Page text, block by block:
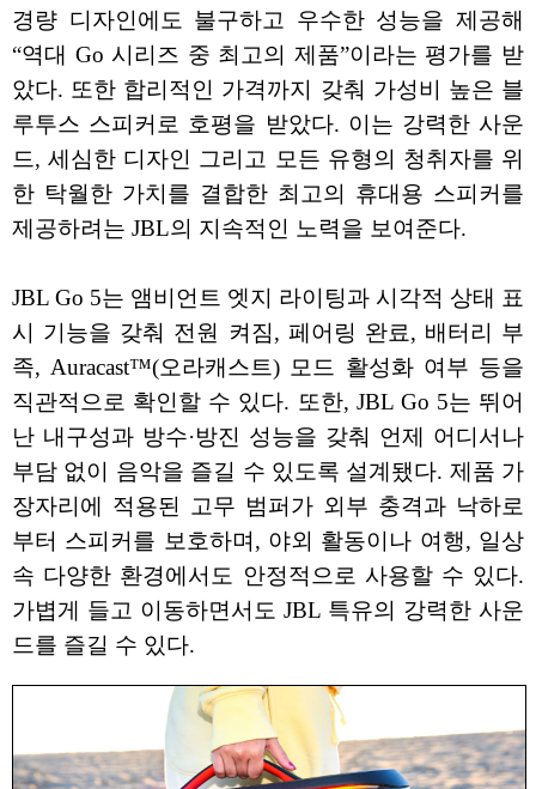
경량 디자인에도 불구하고 우수한 성능을 제공해
“역대 Go 시리즈 중 최고의 제품”이라는 평가를 받
았다. 또한 합리적인 가격까지 갖춰 가성비 높은 블
루투스 스피커로 호평을 받았다. 이는 강력한 사운
드, 세심한 디자인 그리고 모든 유형의 청취자를 위
한 탁월한 가치를 결합한 최고의 휴대용 스피커를
제공하려는 JBL의 지속적인 노력을 보여준다.
JBL Go 5는 앰비언트 엣지 라이팅과 시각적 상태 표
시 기능을 갖춰 전원 켜짐, 페어링 완료, 배터리 부
족, Auracast™(오라캐스트) 모드 활성화 여부 등을
직관적으로 확인할 수 있다. 또한, JBL Go 5는 뛰어
난 내구성과 방수·방진 성능을 갖춰 언제 어디서나
부담 없이 음악을 즐길 수 있도록 설계됐다. 제품 가
장자리에 적용된 고무 범퍼가 외부 충격과 낙하로
부터 스피커를 보호하며, 야외 활동이나 여행, 일상
속 다양한 환경에서도 안정적으로 사용할 수 있다.
가볍게 들고 이동하면서도 JBL 특유의 강력한 사운
드를 즐길 수 있다.